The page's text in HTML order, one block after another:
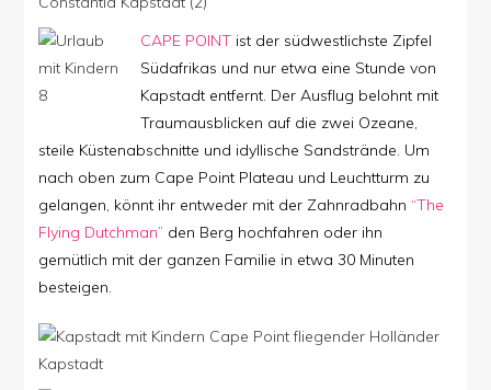
CAPE POINTist der südwestlichste Zipfel
Südafrikas und nur etwa eine Stunde von
Kapstadt entfernt. Der Ausflug belohnt mit
Traumausblicken auf die zwei Ozeane,
steile Küstenabschnitte und idyllische Sandstrände. Um
nach oben zum Cape Point Plateau und Leuchtturm zu
gelangen, könnt ihr entweder mit der Zahnradbahn “The
Flying Dutchman” den Berg hochfahren oder ihn
gemütlich mit der ganzen Familie in etwa 30 Minuten
besteigen.